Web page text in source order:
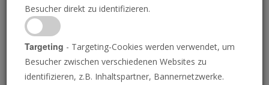
In Römer 7 wird der persönliche Kampf des Apostels Paulus
gegen die Begierden des Fleisches beschrieben. Erfahren Sie,
wie Paulus diesen Willenskampf gewonnen hat.
seconds
Besucher direkt zu identifizieren.
Targeting - Targeting-Cookies werden verwendet, um
Besucher zwischen verschiedenen Websites zu
identifizieren, z.B. Inhaltspartner, Bannernetzwerke.